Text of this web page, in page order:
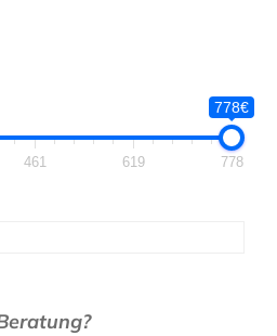
778€
461 619 778